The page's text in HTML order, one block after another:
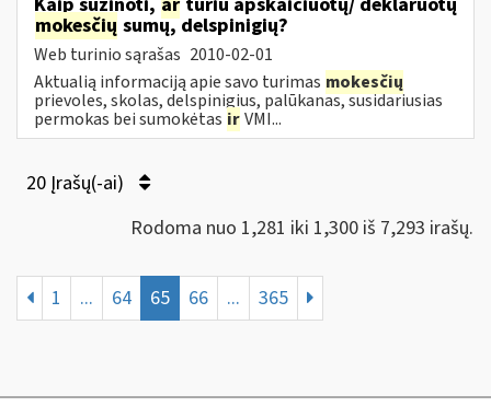
mokesčių sumų, delspinigių?
Web turinio sąrašas 2010-02-01
Aktualią informaciją apie savo turimas mokesčių
prievoles, skolas, delspinigius, palūkanas, susidariusias
permokas bei sumokėtas irVMI...
20 Įrašų(-ai)
Rodoma nuo 1,281 iki 1,300 iš 7,293 irašų.
1 ... 64 65 66 ... 365